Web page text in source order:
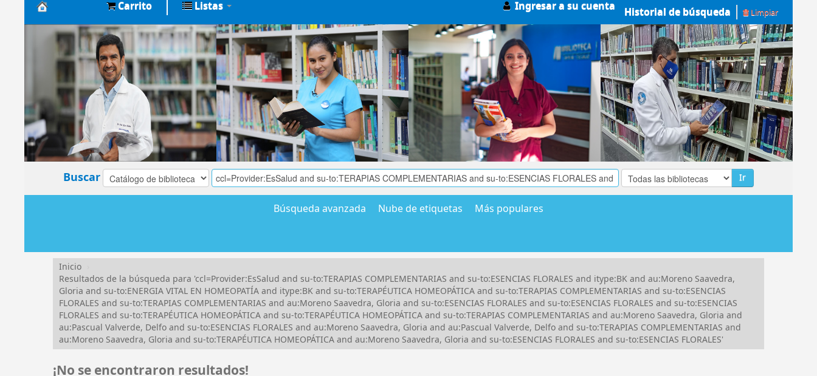
Biblioteca
Central
EsSalud
Carrito Listas Ingresar a su cuenta Historial de búsqueda Limpiar
Buscar Ir
Búsqueda avanzada Nube de etiquetas Más populares
Inicio
Resultados de la búsqueda para 'ccl=Provider:EsSalud and su-to:TERAPIAS COMPLEMENTARIAS and su-to:ESENCIAS FLORALES and itype:BK and au:Moreno Saavedra,
Gloria and su-to:ENERGIA VITAL EN HOMEOPATÍA and itype:BK and su-to:TERAPÉUTICA HOMEOPÁTICA and su-to:TERAPIAS COMPLEMENTARIAS and su-to:ESENCIAS
FLORALES and su-to:TERAPIAS COMPLEMENTARIAS and au:Moreno Saavedra, Gloria and su-to:ESENCIAS FLORALES and su-to:ESENCIAS FLORALES and su-to:ESENCIAS
FLORALES and su-to:TERAPÉUTICA HOMEOPÁTICA and su-to:TERAPÉUTICA HOMEOPÁTICA and su-to:TERAPIAS COMPLEMENTARIAS and au:Moreno Saavedra, Gloria and
au:Pascual Valverde, Delfo and su-to:ESENCIAS FLORALES and au:Moreno Saavedra, Gloria and au:Pascual Valverde, Delfo and su-to:TERAPIAS COMPLEMENTARIAS and
au:Moreno Saavedra, Gloria and su-to:TERAPÉUTICA HOMEOPÁTICA and au:Moreno Saavedra, Gloria and su-to:ESENCIAS FLORALES and su-to:ESENCIAS FLORALES'
¡No se encontraron resultados!